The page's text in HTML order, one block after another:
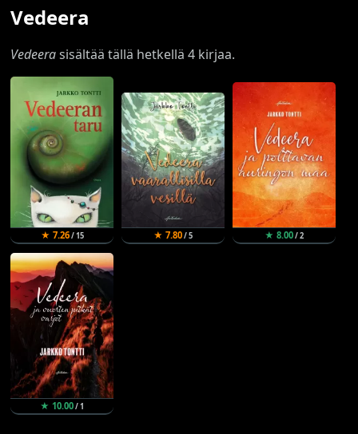
Vedeera
Vedeerasisältää tällä hetkellä 4 kirjaa.
★ 7.26/ 15 ★ 7.80/ 5 ★ 8.00/ 2
★ 10.00/ 1